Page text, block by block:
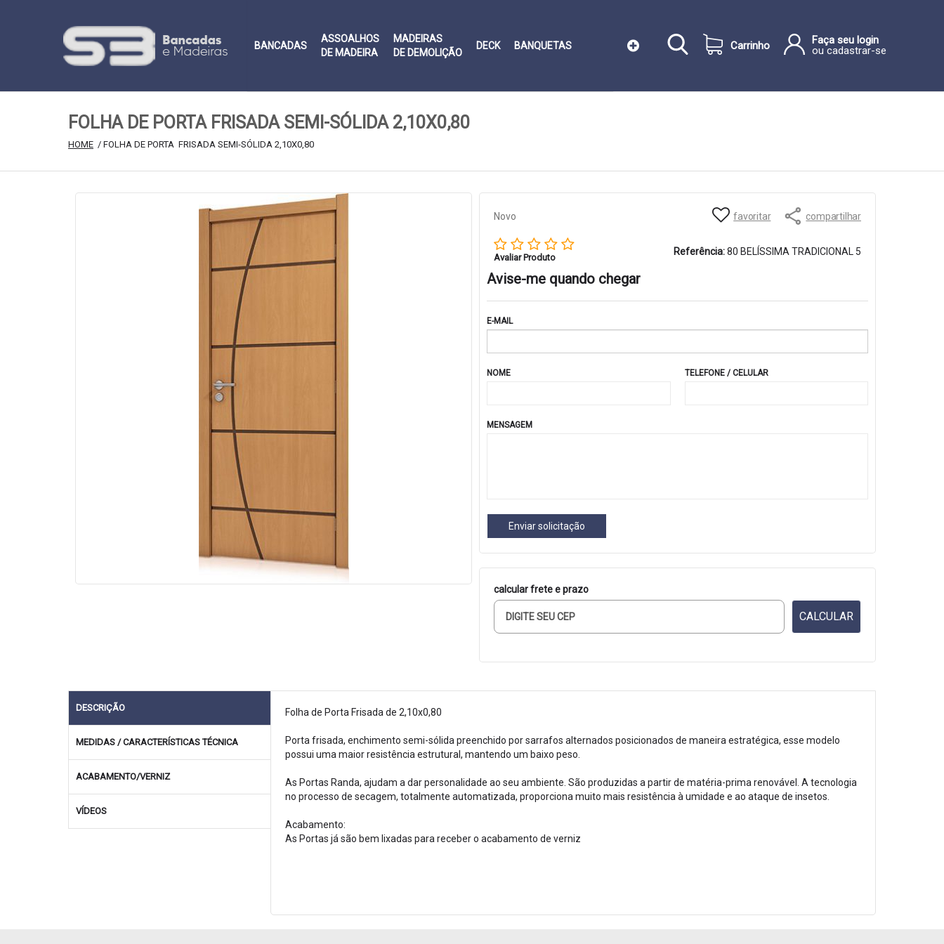
BANCADAS
ASSOALHOS
DE MADEIRA
MADEIRAS
DE DEMOLIÇÃO
DECK BANQUETAS Carrinho
Faça seu login
ou cadastrar-se
FOLHA DE PORTA FRISADA SEMI-SÓLIDA 2,10X0,80
HOME / FOLHA DE PORTA  FRISADA SEMI-SÓLIDA 2,10X0,80
Novo favoritar compartilhar
Avaliar Produto
Referência:80 BELÍSSIMA TRADICIONAL 5
Avise-me quando chegar
E-MAIL
NOME TELEFONE / CELULAR
MENSAGEM
Enviar solicitação
calcular frete e prazo
CALCULAR
DESCRIÇÃO
MEDIDAS / CARACTERÍSTICAS TÉCNICA
ACABAMENTO/VERNIZ
VÍDEOS
Folha de Porta Frisada de 2,10x0,80
Porta frisada, enchimento semi-sólida preenchido por sarrafos alternados posicionados de maneira estratégica, esse modelo
possui uma maior resistência estrutural, mantendo um baixo peso.
As Portas Randa, ajudam a dar personalidade ao seu ambiente. São produzidas a partir de matéria-prima renovável. A tecnologia
no processo de secagem, totalmente automatizada, proporciona muito mais resistência à umidade e ao ataque de insetos.
Acabamento:
As Portas já são bem lixadas para receber o acabamento de verniz